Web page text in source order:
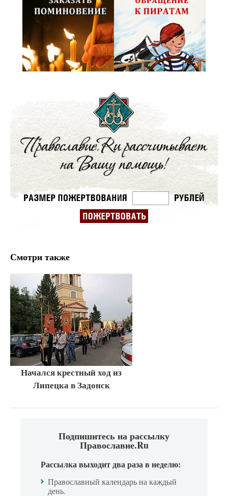
Смотри также
Начался крестный ход из
Липецка в Задонск
Подпишитесь на рассылку
Православие.Ru
Рассылка выходит два раза в неделю:
Православный календарь на каждый
день.